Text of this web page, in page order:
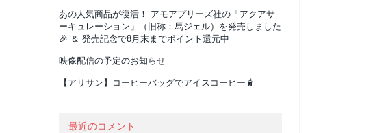
あの人気商品が復活！ アモアプリーズ社の「アクアサ
ーキュレーション」（旧称：馬ジェル）を発売しました
🎉 ＆ 発売記念で8月末までポイント還元中
映像配信の予定のお知らせ
【アリサン】コーヒーバッグでアイスコーヒー🧋
最近のコメント